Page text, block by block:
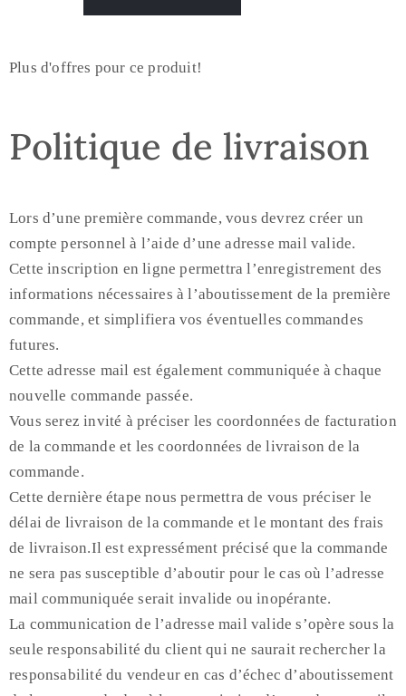
Plus d'offres pour ce produit!
Politique de livraison
Lors d’une première commande, vous devrez créer un
compte personnel à l’aide d’une adresse mail valide.
Cette inscription en ligne permettra l’enregistrement des
informations nécessaires à l’aboutissement de la première
commande, et simplifiera vos éventuelles commandes
futures.
Cette adresse mail est également communiquée à chaque
nouvelle commande passée.
Vous serez invité à préciser les coordonnées de facturation
de la commande et les coordonnées de livraison de la
commande.
Cette dernière étape nous permettra de vous préciser le
délai de livraison de la commande et le montant des frais
de livraison.Il est expressément précisé que la commande
ne sera pas susceptible d’aboutir pour le cas où l’adresse
mail communiquée serait invalide ou inopérante.
La communication de l’adresse mail valide s’opère sous la
seule responsabilité du client qui ne saurait rechercher la
responsabilité du vendeur en cas d’échec d’aboutissement